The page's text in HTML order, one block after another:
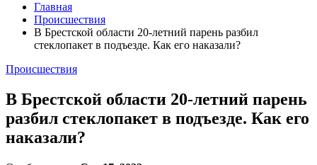
Главная
Происшествия
В Брестской области 20-летний парень разбил
стеклопакет в подъезде. Как его наказали?
Происшествия
В Брестской области 20-летний парень
разбил стеклопакет в подъезде. Как его
наказали?